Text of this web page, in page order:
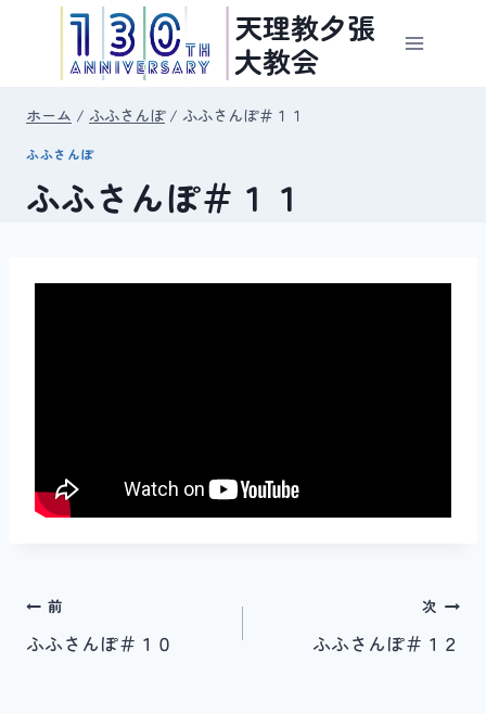
天理教夕張
大教会
ホーム / ふふさんぽ / ふふさんぽ＃１１
ふふさんぽ
ふふさんぽ＃１１
投
稿
前
ふふさんぽ＃１０
次
ふふさんぽ＃１２